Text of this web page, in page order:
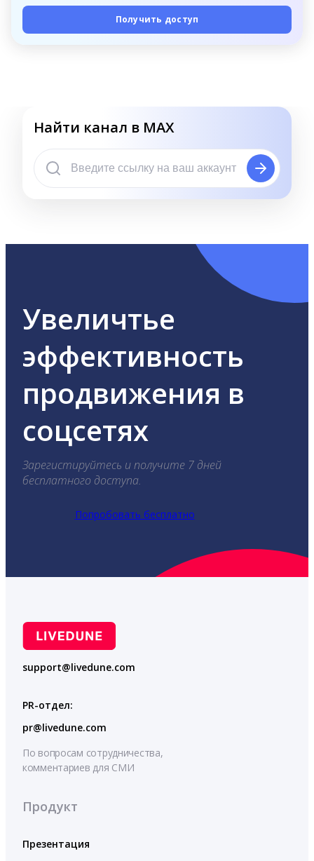
Получить доступ
Найти канал в MAX
Увеличтье
эффективность
продвижения в
соцсетях
Зарегистируйтесь и получите 7 дней
бесплатного доступа.
Попробовать бесплатно
support@livedune.com
PR-отдел:
pr@livedune.com
По вопросам сотрудничества,
комментариев для СМИ
Продукт
Презентация